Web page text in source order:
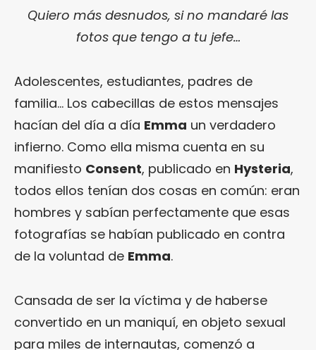
Quiero más desnudos, si no mandaré las
fotos que tengo a tu jefe…
Adolescentes, estudiantes, padres de
familia… Los cabecillas de estos mensajes
hacían del día a día Emma un verdadero
infierno. Como ella misma cuenta en su
manifiesto Consent, publicado en Hysteria,
todos ellos tenían dos cosas en común: eran
hombres y sabían perfectamente que esas
fotografías se habían publicado en contra
de la voluntad de Emma.
Cansada de ser la víctima y de haberse
convertido en un maniquí, en objeto sexual
para miles de internautas, comenzó a